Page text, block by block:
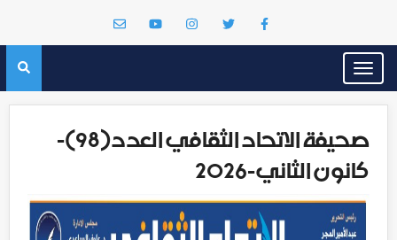
Toggle
navigation
صحيفة الاتحاد الثقافي العدد(98)-
كانون الثاني-2026